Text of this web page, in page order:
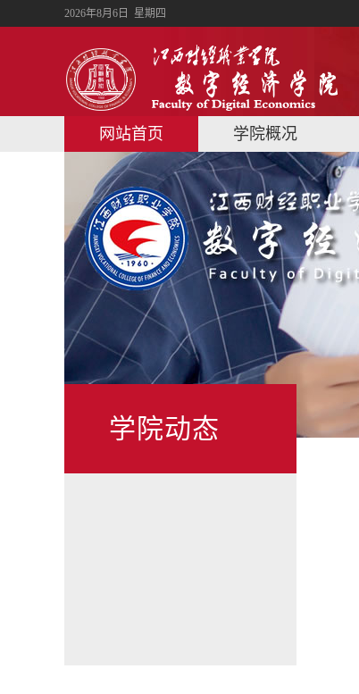
2026年8月6日 星期四
网站首页 学院概况
学院动态